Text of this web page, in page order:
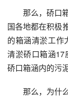
那么，硚口
国各地都在积极
的箱涵清淤工作
清淤硚口箱涵17
硚口箱涵内的污
那么，为什